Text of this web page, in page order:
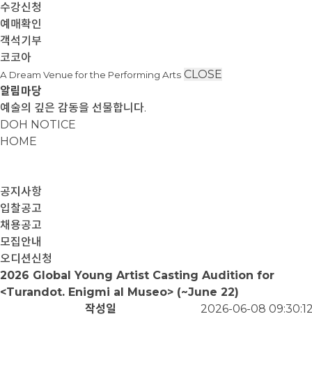
수강신청
예매확인
객석기부
코코아
A Dream Venue for the Performing Arts CLOSE
알림마당
예술의 깊은 감동을 선물합니다.
DOH NOTICE
HOME
공지사항
입찰공고
채용공고
모집안내
오디션신청
2026 Global Young Artist Casting Audition for
<Turandot. Enigmi al Museo> (~June 22)
작성일
2026-06-08